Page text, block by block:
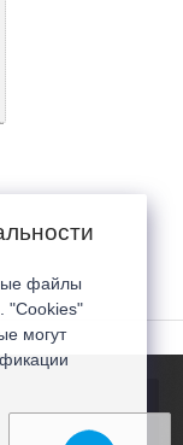
файлы
"Cookies"
могут